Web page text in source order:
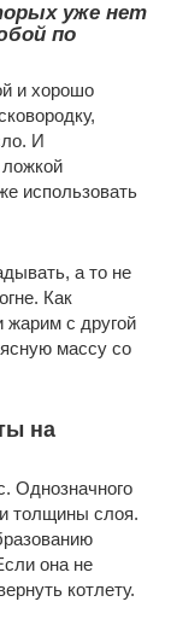
уже нет
по
и хорошо
И
использовать
а то не
Как
жарим с другой
массу со
на
Однозначного
и толщины слоя.
она не
котлету.